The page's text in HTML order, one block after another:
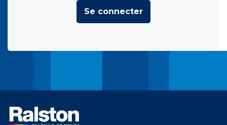
Se connecter